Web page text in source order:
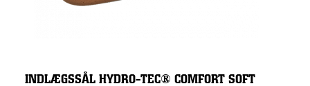
INDLÆGSSÅL HYDRO-TEC® COMFORT SOFT